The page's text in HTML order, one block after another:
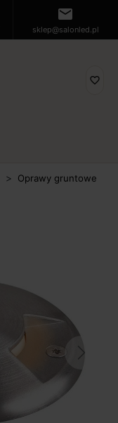
mail
sklep@salonled.pl
favorite_border
Oprawy gruntowe
Next